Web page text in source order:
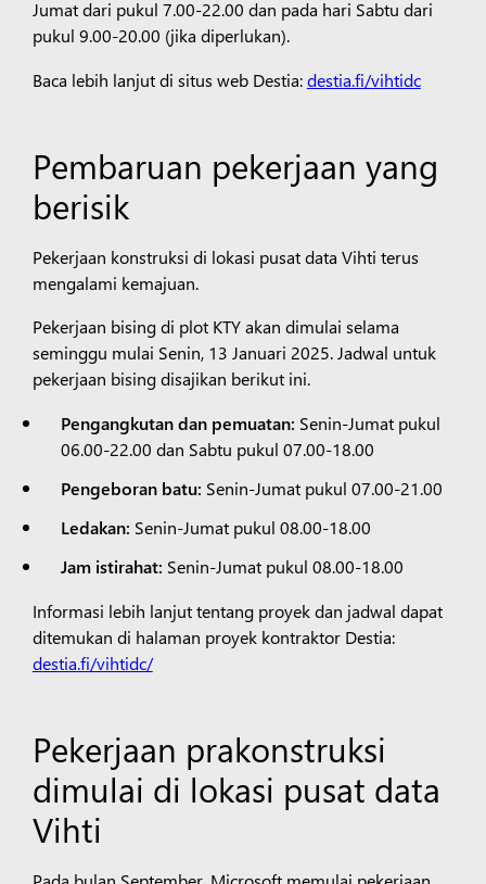
Jumat dari pukul 7.00-22.00 dan pada hari Sabtu dari
pukul 9.00-20.00 (jika diperlukan).
Baca lebih lanjut di situs web Destia:destia.fi/vihtidc
Pembaruan pekerjaan yang
berisik
Pekerjaan konstruksi di lokasi pusat data Vihti terus
mengalami kemajuan.
Pekerjaan bising di plot KTY akan dimulai selama
seminggu mulai Senin, 13 Januari 2025. Jadwal untuk
pekerjaan bising disajikan berikut ini.
Pengangkutan dan pemuatan: Senin-Jumat pukul
06.00-22.00 dan Sabtu pukul 07.00-18.00
Pengeboran batu: Senin-Jumat pukul 07.00-21.00
Ledakan: Senin-Jumat pukul 08.00-18.00
Jam istirahat: Senin-Jumat pukul 08.00-18.00
Informasi lebih lanjut tentang proyek dan jadwal dapat
ditemukan di halaman proyek kontraktor Destia:
destia.fi/vihtidc/
Pekerjaan prakonstruksi
dimulai di lokasi pusat data
Vihti